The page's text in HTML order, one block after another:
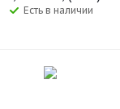
Есть в наличии